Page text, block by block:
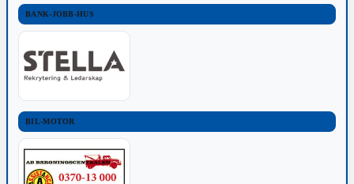
BANK-JOBB-HUS
BIL-MOTOR